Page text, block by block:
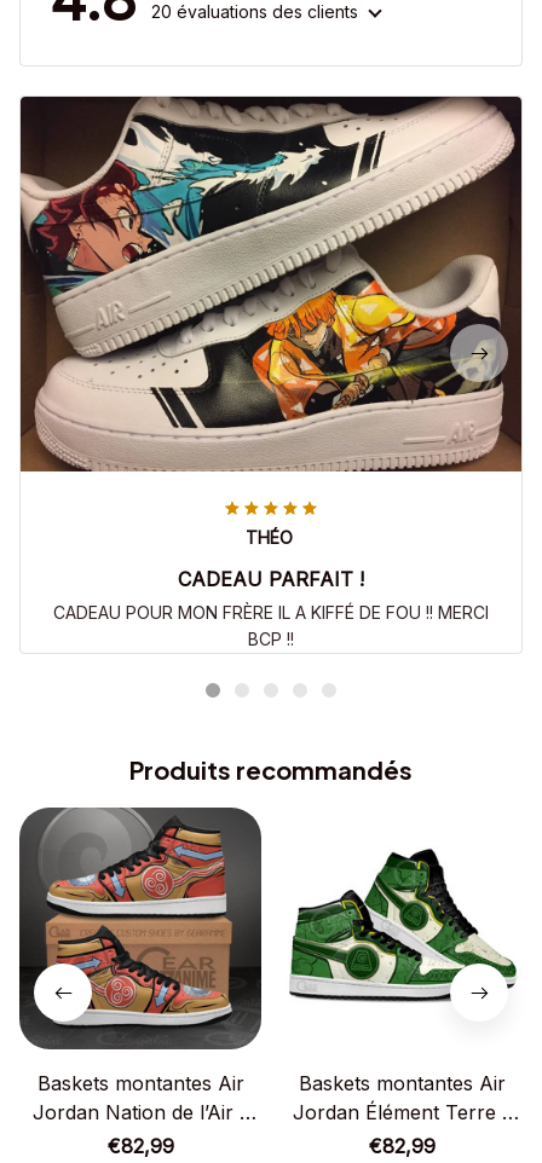
20 évaluations des clients
THÉO
CADEAU PARFAIT !
CADEAU POUR MON FRÈRE IL A KIFFÉ DE FOU !! MERCI
BCP !!
Produits recommandés
Baskets montantes Air
Jordan Nation de l’Air –
Chaussures montantes
€82,99
Baskets montantes Air
Jordan Élément Terre –
Chaussures montantes
€82,99